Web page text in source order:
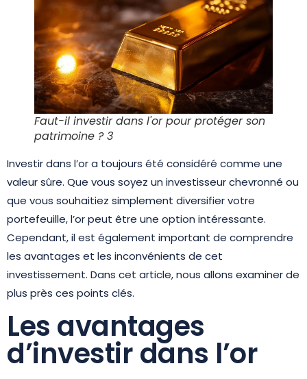
Faut-il investir dans l'or pour protéger son
patrimoine ? 3
Investir dans l’or a toujours été considéré comme une
valeur sûre. Que vous soyez un investisseur chevronné ou
que vous souhaitiez simplement diversifier votre
portefeuille, l’or peut être une option intéressante.
Cependant, il est également important de comprendre
les avantages et les inconvénients de cet
investissement. Dans cet article, nous allons examiner de
plus près ces points clés.
Les avantages
d’investir dans l’or